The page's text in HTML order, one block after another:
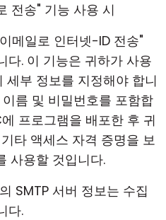
전송" 기능 사용 시
메일로 인터넷-ID 전송"
다. 이 기능은 귀하가 사용
세부 정보를 지정해야 합니
름 및 비밀번호를 포함합
프로그램을 배포한 후 귀
타 액세스 자격 증명을 보
사용할 것입니다.
SMTP 서버 정보는 수집
다.